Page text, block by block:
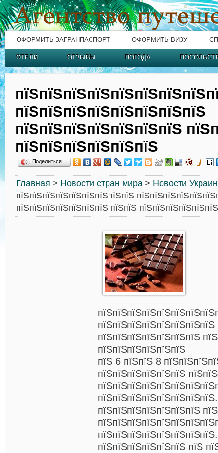
ОФОРМИТЬ ЗАГРАНПАСПОРТ ОФОРМИТЬ ВИЗУ
ОТЕЛИ ОТЗЫВЫ ПОГОДА
пїЅпїЅпїЅпїЅпїЅпїЅпїЅпїЅ
пїЅпїЅпїЅпїЅпїЅпїЅпїЅ
пїЅпїЅпїЅпїЅпїЅпїЅ
Поделиться…
Главная > Новости стран мира > Новости
пїЅпїЅпїЅпїЅпїЅпїЅпїЅпїЅпїЅ
пїЅпїЅпїЅпїЅпїЅпїЅпїЅ пїЅпїЅ пїЅпїЅпїЅпїЅпїЅпїЅ
пїЅпїЅпїЅпїЅпїЅпїЅпїЅпїЅ
пїЅпїЅпїЅпїЅпїЅпїЅпїЅ
пїЅпїЅпїЅпїЅпїЅпїЅ
пїЅ 6 пїЅпїЅ 8
пїЅпїЅпїЅпїЅпїЅпїЅ
пїЅпїЅпїЅпїЅпїЅпїЅпїЅ
пїЅпїЅпїЅпїЅпїЅпїЅпїЅпїЅ.
пїЅпїЅпїЅпїЅпїЅпїЅ пїЅ